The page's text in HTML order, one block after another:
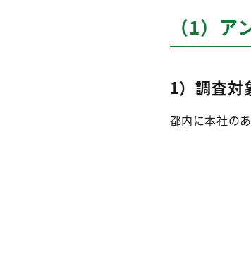
（1）ア
1）調査対
都内に本社の